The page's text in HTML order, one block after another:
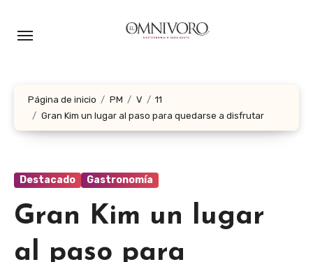
Página de inicio PM V
11
Gran Kim un lugar al paso para quedarse a disfrutar
Destacado Gastronomía
Gran Kim un lugar
al paso para